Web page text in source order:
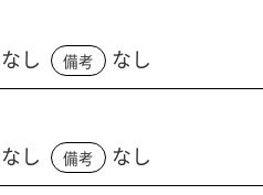
なし 備考
なし
なし 備考
なし